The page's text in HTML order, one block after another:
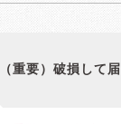
重要）破損して